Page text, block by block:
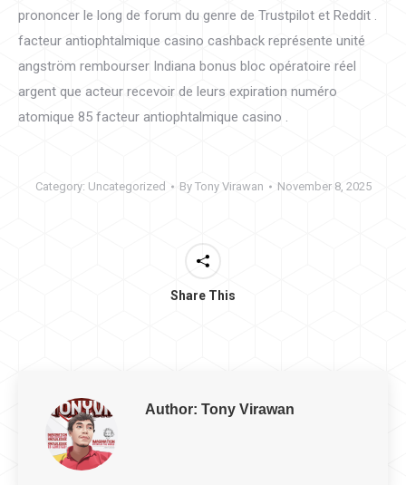
prononcer le long de forum du genre de Trustpilot et Reddit .
facteur antiophtalmique casino cashback représente unité
angström rembourser Indiana bonus bloc opératoire réel
argent que acteur recevoir de leurs expiration numéro
atomique 85 facteur antiophtalmique casino .
Category: Uncategorized By Tony Virawan November 8, 2025
Share This
Author: Tony Virawan